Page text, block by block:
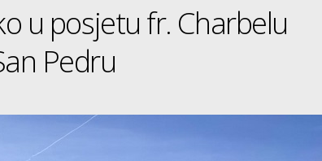
u posjetu fr. Charbelu
Pedru